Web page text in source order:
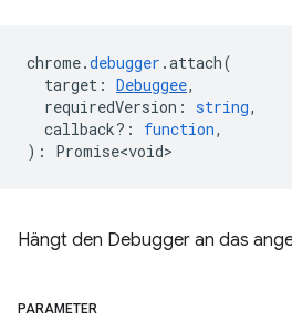
chrome.debugger .attach(
target : Debuggee,
requiredVersion : string,
callback? : function,
) : Promise<void>
Hängt den Debugger an das
PARAMETER